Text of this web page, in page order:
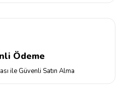
Ödeme
ile Güvenli Satın Alma